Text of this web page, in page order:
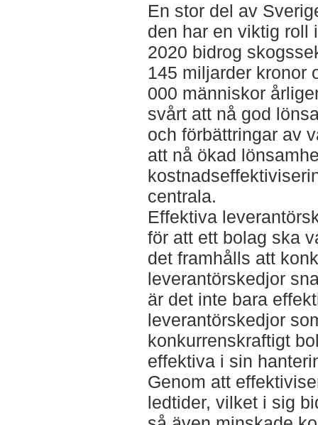
En stor del av
den har en viktig roll
2020 bidrog
145 miljarder kronor
000 människor
svårt att nå god
och förbättringar av
att nå ökad
centrala.
Effektiva
för att ett bolag ska
det framhålls att
leverantörskedjor
är det inte bara
leverantörskedjor
konkurrenskraftigt
effektiva i sin
Genom att
ledtider, vilket i sig